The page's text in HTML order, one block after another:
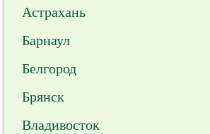
Астрахань
Барнаул
Белгород
Брянск
Владивосток